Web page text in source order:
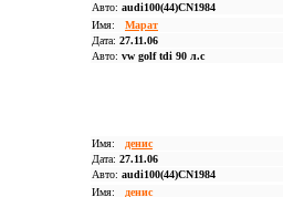
Авто: audi100(44)CN1984
Имя: Марат
Дата: 27.11.06
Авто: vw golf tdi 90 л.с
Имя: денис
Дата: 27.11.06
Авто: audi100(44)CN1984
Имя: денис